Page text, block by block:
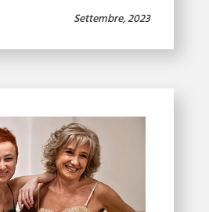
Settembre, 2023